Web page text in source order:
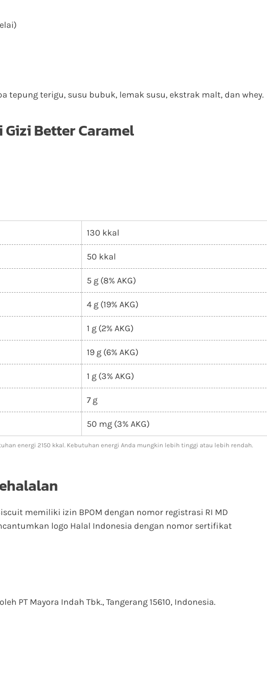
tepung terigu, susu bubuk, lemak susu, ekstrak malt, dan whey.
Better Caramel
130 kkal
50 kkal
5 g (8% AKG)
4 g (19% AKG)
1 g (2% AKG)
19 g (6% AKG)
1 g (3% AKG)
7 g
50 mg (3% AKG)
energi 2150 kkal. Kebutuhan energi Anda mungkin lebih tinggi atau lebih rendah.
memiliki izin BPOM dengan nomor registrasi RI MD
logo Halal Indonesia dengan nomor sertifikat
PT Mayora Indah Tbk., Tangerang 15610, Indonesia.